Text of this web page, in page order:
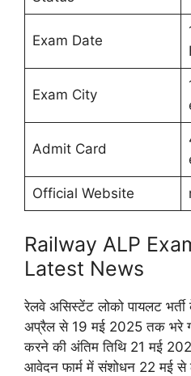
Exam Date
Exam City
Admit Card
Official Website
Railway ALP
Latest News
रेलवे असिस्टेंट लोको पायलट
अप्रैल से 19 मई 2025 तक भरे
करने की अंतिम तिथि 21 मई
आवेदन फार्म में संशोधन 22 मई